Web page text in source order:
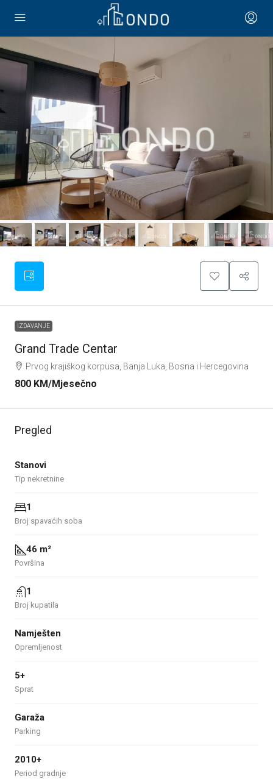
IZDAVANJE
Grand Trade Centar
Prvog krajiškog korpusa, Banja Luka, Bosna i Hercegovina
800 KM/Mjesečno
Pregled
Stanovi
Tip nekretnine
1
Broj spavaćih soba
46 m²
Površina
1
Broj kupatila
Namješten
Opremljenost
5+
Sprat
Garaža
Parking
2010+
Period gradnje